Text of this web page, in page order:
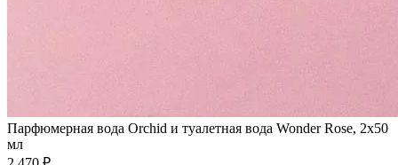
Парфюмерная вода Orchid и туалетная вода Wonder Rose, 2x50
мл